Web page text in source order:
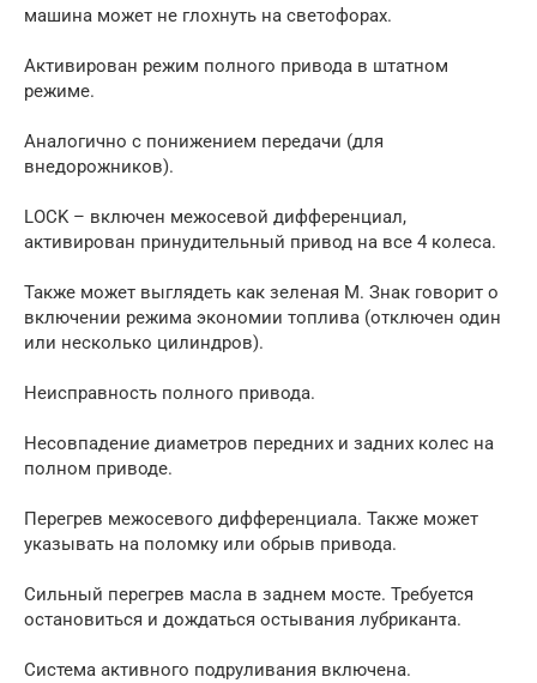
машина может не глохнуть на светофорах.
Активирован режим полного привода в штатном
режиме.
Аналогично с понижением передачи (для
внедорожников).
LOCK – включен межосевой дифференциал,
активирован принудительный привод на все 4 колеса.
Также может выглядеть как зеленая М. Знак говорит о
включении режима экономии топлива (отключен один
или несколько цилиндров).
Неисправность полного привода.
Несовпадение диаметров передних и задних колес на
полном приводе.
Перегрев межосевого дифференциала. Также может
указывать на поломку или обрыв привода.
Сильный перегрев масла в заднем мосте. Требуется
остановиться и дождаться остывания лубриканта.
Система активного подруливания включена.